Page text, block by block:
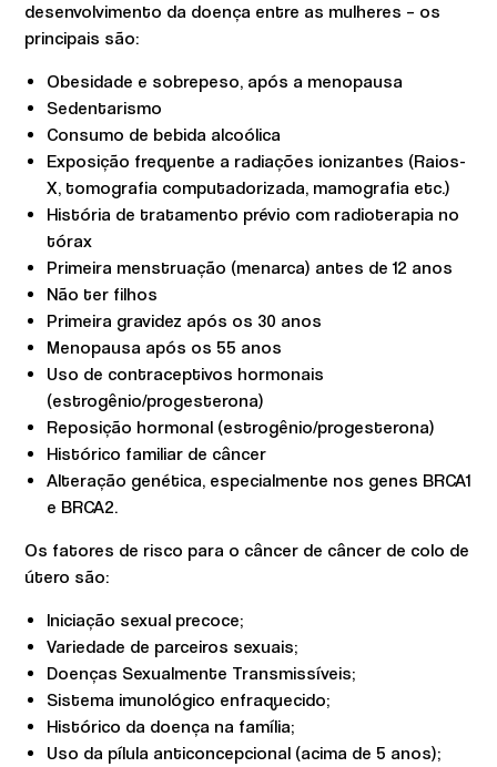
desenvolvimento da doença entre as mulheres – os
principais são:
Obesidade e sobrepeso, após a menopausa
Sedentarismo
Consumo de bebida alcoólica
Exposição frequente a radiações ionizantes (Raios-
X, tomografia computadorizada, mamografia etc.)
História de tratamento prévio com radioterapia no
tórax
Primeira menstruação (menarca) antes de 12 anos
Não ter filhos
Primeira gravidez após os 30 anos
Menopausa após os 55 anos
Uso de contraceptivos hormonais
(estrogênio/progesterona)
Reposição hormonal (estrogênio/progesterona)
Histórico familiar de câncer
Alteração genética, especialmente nos genes BRCA1
e BRCA2.
Os fatores de risco para o câncer de câncer de colo de
útero são:
Iniciação sexual precoce;
Variedade de parceiros sexuais;
Doenças Sexualmente Transmissíveis;
Sistema imunológico enfraquecido;
Histórico da doença na família;
Uso da pílula anticoncepcional (acima de 5 anos);